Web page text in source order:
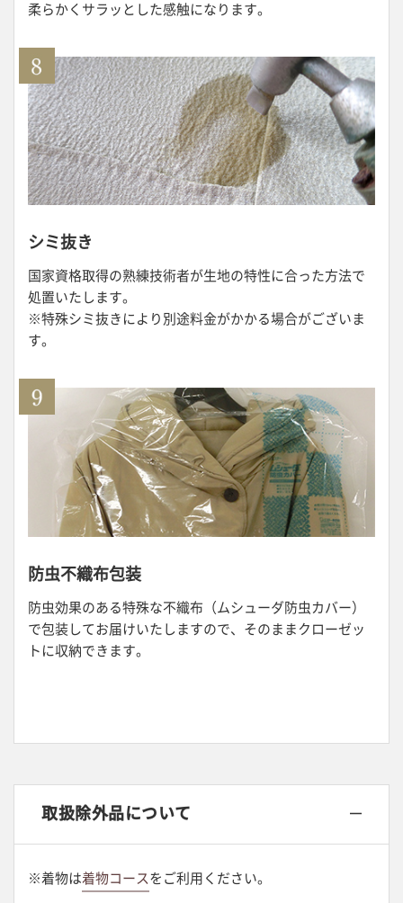
柔らかくサラッとした感触になります。
シミ抜き
国家資格取得の熟練技術者が生地の特性に合った方法で
処置いたします。
※特殊シミ抜きにより別途料金がかかる場合がございま
す。
防虫不織布包装
防虫効果のある特殊な不織布（ムシューダ防虫カバー）
で包装してお届けいたしますので、そのままクローゼッ
トに収納できます。
取扱除外品について
※着物は着物コース をご利用ください。